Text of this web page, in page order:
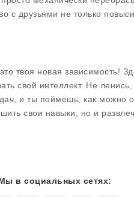
с друзьями не только
твоя новая зависимость!
свой интеллект. Не
и ты поймешь, как можно
свои навыки, но и
в социальных сетях: